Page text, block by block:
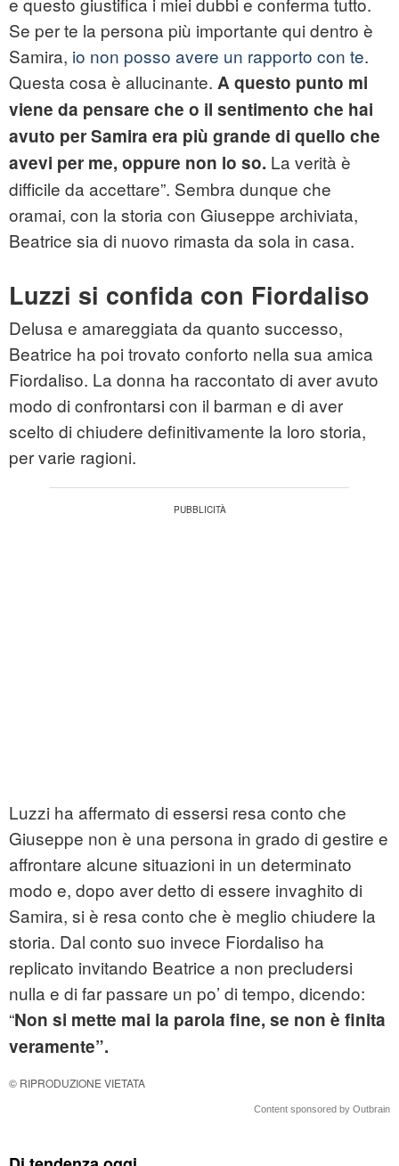
Se per te la persona più importante qui dentro è
Samira, io non posso avere un rapporto con te.
Questa cosa è allucinante. A questo punto mi
viene da pensare che o il sentimento che hai
avuto per Samira era più grande di quello che
avevi per me, oppure non lo so. La verità è
difficile da accettare”. Sembra dunque che
oramai, con la storia con Giuseppe archiviata,
Beatrice sia di nuovo rimasta da sola in casa.
Luzzi si confida con Fiordaliso
Delusa e amareggiata da quanto successo,
Beatrice ha poi trovato conforto nella sua amica
Fiordaliso. La donna ha raccontato di aver avuto
modo di confrontarsi con il barman e di aver
scelto di chiudere definitivamente la loro storia,
per varie ragioni.
Luzzi ha affermato di essersi resa conto che
Giuseppe non è una persona in grado di gestire e
affrontare alcune situazioni in un determinato
modo e, dopo aver detto di essere invaghito di
Samira, si è resa conto che è meglio chiudere la
storia. Dal conto suo invece Fiordaliso ha
replicato invitando Beatrice a non precludersi
nulla e di far passare un po’ di tempo, dicendo:
“Non si mette mai la parola fine, se non è finita
veramente”.
© RIPRODUZIONE VIETATA
Content sponsored by Outbrain